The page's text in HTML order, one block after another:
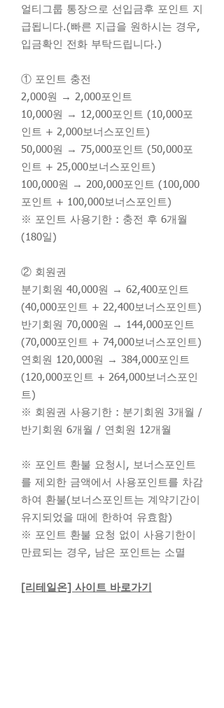
얼티그룹 통장으로 선입금후 포인트 지
급됩니다.(빠른 지급을 원하시는 경우,
입금확인 전화 부탁드립니다.)
① 포인트 충전
2,000원 → 2,000포인트
10,000원 → 12,000포인트 (10,000포
인트 + 2,000보너스포인트)
50,000원 → 75,000포인트 (50,000포
인트 + 25,000보너스포인트)
100,000원 → 200,000포인트 (100,000
포인트 + 100,000보너스포인트)
※ 포인트 사용기한 : 충전 후 6개월
(180일)
② 회원권
분기회원 40,000원 → 62,400포인트
(40,000포인트 + 22,400보너스포인트)
반기회원 70,000원 → 144,000포인트
(70,000포인트 + 74,000보너스포인트)
연회원 120,000원 → 384,000포인트
(120,000포인트 + 264,000보너스포인
트)
※ 회원권 사용기한 : 분기회원 3개월 /
반기회원 6개월 / 연회원 12개월
※ 포인트 환불 요청시, 보너스포인트
를 제외한 금액에서 사용포인트를 차감
하여 환불(보너스포인트는 계약기간이
유지되었을 때에 한하여 유효함)
※ 포인트 환불 요청 없이 사용기한이
만료되는 경우, 남은 포인트는 소멸
[리테일온] 사이트 바로가기